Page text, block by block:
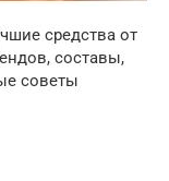
средства от
составы,
советы